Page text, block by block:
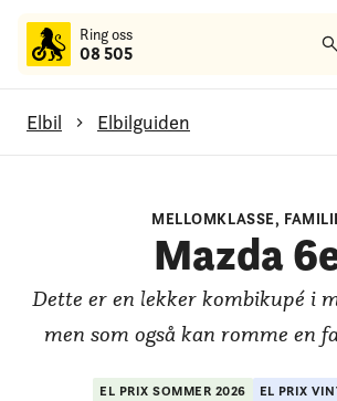
Ring oss
08 505
hovedinnhold
MELLOMKLASSE,
Mazda
Dette er en lekker kombikupé i
men som også kan romme en
EL PRIXSOMMER 2026 EL PRIX
Elbil Elbilguiden
Generelt om modellen
Test av lading
Test av bagasjerom